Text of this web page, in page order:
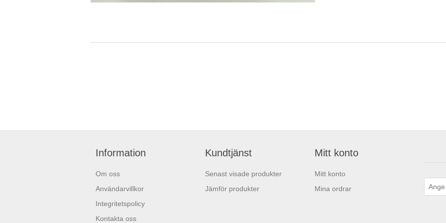
Information
Om oss
Användarvillkor
Integritetspolicy
Kontakta oss
Kundtjänst
Senast visade produkter
Jämför produkter
Mitt konto
Mitt konto
Mina ordrar